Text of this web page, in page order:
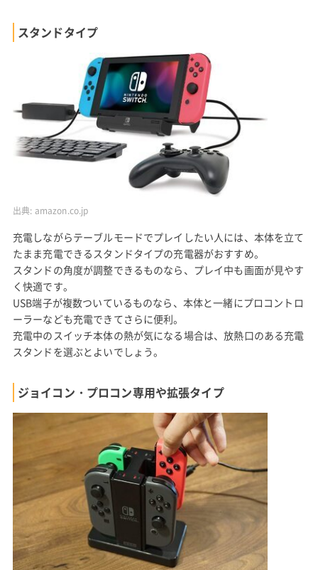
スタンドタイプ
出典: amazon.co.jp
充電しながらテーブルモードでプレイしたい人には、本体を立て
たまま充電できるスタンドタイプの充電器がおすすめ。
スタンドの角度が調整できるものなら、プレイ中も画面が見やす
く快適です。
USB端子が複数ついているものなら、本体と一緒にプロコントロ
ーラーなども充電できてさらに便利。
充電中のスイッチ本体の熱が気になる場合は、放熱口のある充電
スタンドを選ぶとよいでしょう。
ジョイコン・プロコン専用や拡張タイプ